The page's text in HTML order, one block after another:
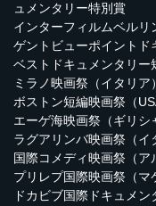
ュメンタリー特別賞
インターフィルムベル
ゲントビューポイントド
ベストドキュメンタリー
ミラノ映画祭（イタリア
ボストン短編映画祭（
エーゲ海映画祭（ギリ
ラグアリンバ映画祭（
国際コメディ映画祭（ア
プリレプ国際映画祭（マ
ドカビブ国際ドキュメン